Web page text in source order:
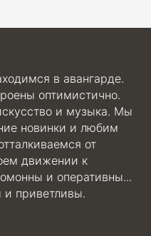
в авангарде.
оптимистично.
и музыка. Мы
новинки и любим
от
движении к
и оперативны...
и приветливы.